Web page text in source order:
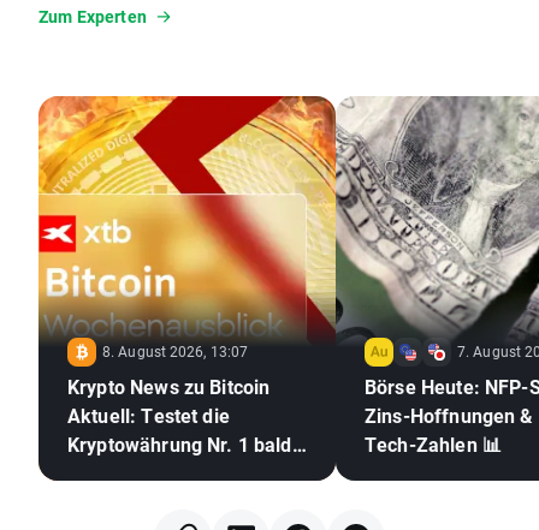
Stimmungsindikatoren. Sein Ziel ist es, komplexe
Marktbewegungen verständlich aufzubereiten und Tradern
nachvollziehbare Handelsansätze.
Zum Experten
8. August 2026, 13:07
Krypto News zu Bitcoin
Aktuell: Testet die
Kryptowährung Nr. 1 bald
7. August
Börse Heute: NFP-
Zins-Hoffnungen &
Tech-Zahlen 📊